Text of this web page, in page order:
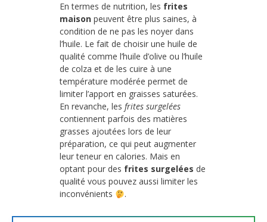
En termes de nutrition, les frites
maison peuvent être plus saines, à
condition de ne pas les noyer dans
l’huile. Le fait de choisir une huile de
qualité comme l’huile d’olive ou l’huile
de colza et de les cuire à une
température modérée permet de
limiter l’apport en graisses saturées.
En revanche, les frites surgelées
contiennent parfois des matières
grasses ajoutées lors de leur
préparation, ce qui peut augmenter
leur teneur en calories. Mais en
optant pour des frites surgelées de
qualité vous pouvez aussi limiter les
inconvénients
.